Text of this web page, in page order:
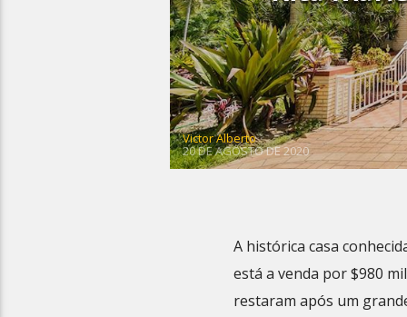
Victor Alberto
20 DE AGOSTO DE 2020
A histórica casa
está a venda por $980
restaram após um